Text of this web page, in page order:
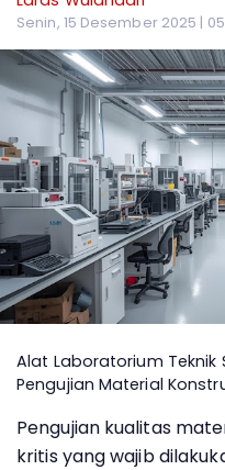
Senin, 15 Desember 2025 |
Alat Laboratorium Teknik
Pengujian Material
Pengujian kualitas
kritis yang wajib